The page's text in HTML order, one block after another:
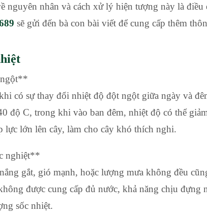
nguyên nhân và cách xử lý hiện tượng này là điều
sẽ gửi đến bà con bài viết để cung cấp thêm
có sự thay đổi nhiệt độ đột ngột giữa ngày và
độ C, trong khi vào ban đêm, nhiệt độ có thể
lực lớn lên cây, làm cho cây khó thích nghi.
nghiệt**
gắt, gió mạnh, hoặc lượng mưa không đều
được cung cấp đủ nước, khả năng chịu đựng
sốc nhiệt.